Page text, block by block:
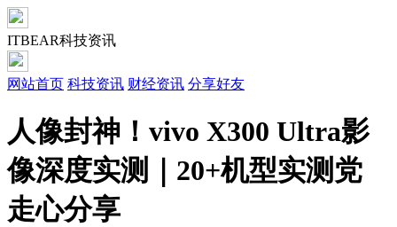
ITBEAR科技资讯
网站首页 科技资讯 财经资讯 分享好友
人像封神！vivo X300 Ultra影
像深度实测｜20+机型实测党
走心分享